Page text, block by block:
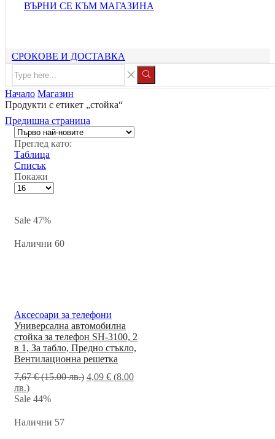
ВЪРНИ СЕ КЪМ МАГАЗИНА
СРОКОВЕ И ДОСТАВКА
Начало Магазин
Продукти с етикет „стойка“
Предишна страница
Преглед като:
Таблица
Списък
Покажи
Sale 47%
Налични 60
Аксесоари за телефони
Универсална автомобилна
стойка за телефон SH-3100, 2
в 1, За табло, Предно стъкло,
Вентилационна решетка
7,67€ (15.00 лв.) 4,09 € (8.00
лв.)
Sale 44%
Налични 57